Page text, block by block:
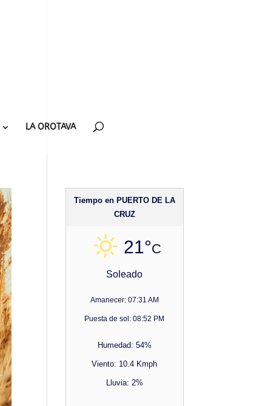
LA OROTAVA
Tiempo en PUERTO DE LA
CRUZ
21°C
Soleado
Amanecer: 07:31 AM
Puesta de sol: 08:52 PM
Humedad: 54%
Viento: 10.4 Kmph
Lluvia: 2%